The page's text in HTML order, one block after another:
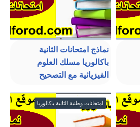
نماذج امتحانات الثانية
باكالوريا مسلك العلوم
الفيزيائية مع التصحيح
امتحانات وطنية الثانية باكالوريا